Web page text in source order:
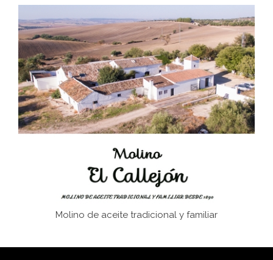
Bornos
El Frente Popular. Ubrique, febrero-julio 1936
Juntar las letras. La alfabetización en el campo: del
afán de saber a la autogestión
Historia y vivencias del poblado de Los Hurones
Molino de aceite tradicional y familiar